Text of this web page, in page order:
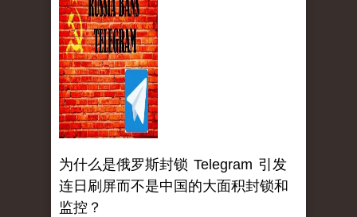
为什么是俄罗斯封锁 Telegram 引发
连日刷屏而不是中国的大面积封锁和
监控？